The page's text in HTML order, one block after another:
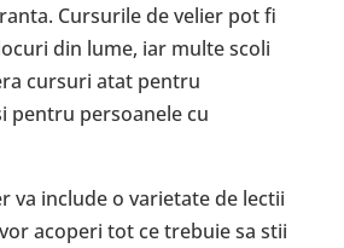
Cursurile de velier pot fi
din lume, iar multe scoli
cursuri atat pentru
pentru persoanele cu
va include o varietate de lectii
acoperi tot ce trebuie sa stii